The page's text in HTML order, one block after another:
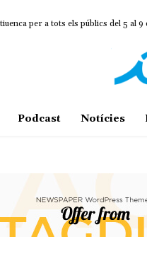
per a tots els públics del 5 al 9
Podcast Notícies